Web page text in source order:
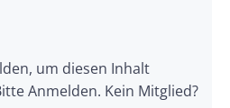
um diesen Inhalt
Anmelden. Kein Mitglied?